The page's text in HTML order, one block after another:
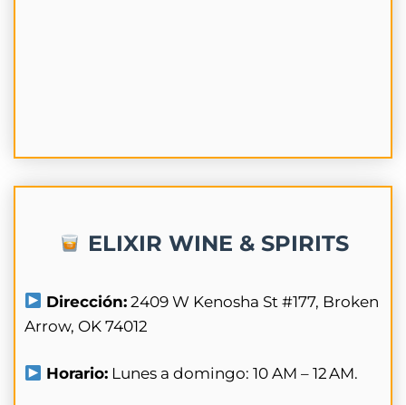
ELIXIR WINE & SPIRITS
Dirección: 2409 W Kenosha St #177, Broken
Arrow, OK 74012
Horario: Lunes a domingo: 10 AM – 12 AM.